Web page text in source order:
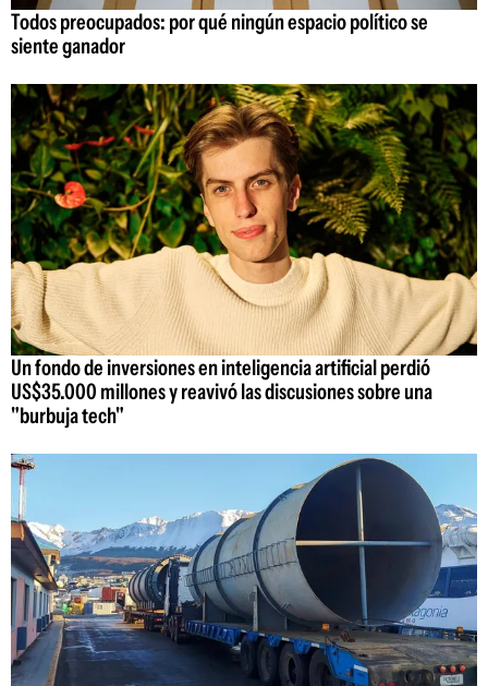
Todos preocupados: por qué ningún espacio político se
siente ganador
Un fondo de inversiones en inteligencia artificial perdió
US$35.000 millones y reavivó las discusiones sobre una
"burbuja tech"